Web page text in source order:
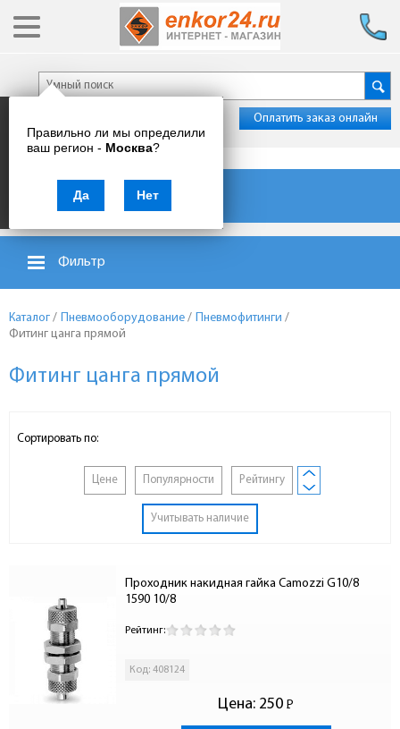
Правильно ли мы определили
ваш регион - Москва?
Да Нет
Оплатить заказ онлайн
Каталог товаров
Фильтр
Каталог / Пневмооборудование / Пневмофитинги /
Фитинг цанга прямой
Фитинг цанга прямой
Сортировать по:
Цене Популярности Рейтингу
Учитывать наличие
Проходник накидная гайка Camozzi G10/8
1590 10/8
Рейтинг:
Код: 408124
Цена: 250 Р
-